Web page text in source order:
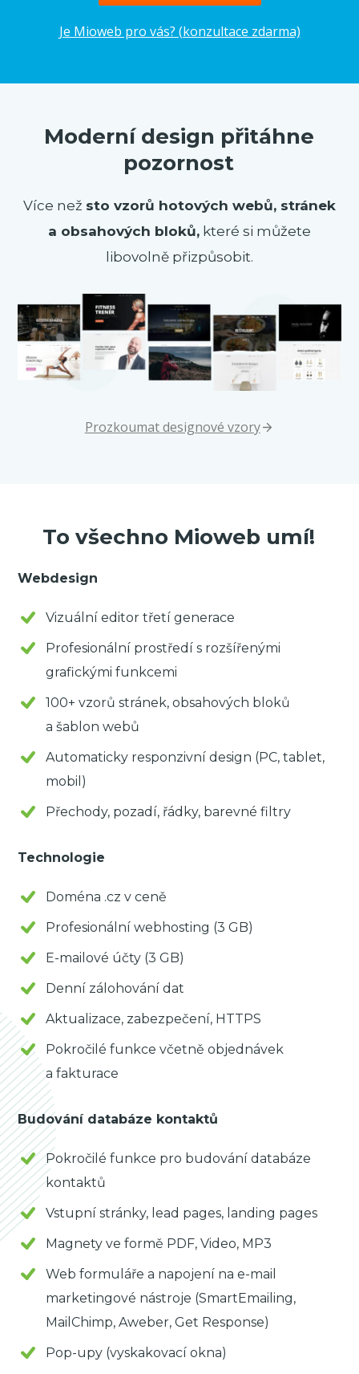
Je Mioweb pro vás? (konzultace zdarma)
Moderní design přitáhne
pozornost
Více než sto vzorů hotových webů, stránek
a obsahových bloků, které si můžete
libovolně přizpůsobit.
Prozkoumat designové vzory
To všechno Mioweb umí!
Webdesign
Vizuální editor třetí generace
Profesionální prostředí s rozšířenými
grafickými funkcemi
100+ vzorů stránek, obsahových bloků
a šablon webů
Automaticky responzivní design (PC, tablet,
mobil)
Přechody, pozadí, řádky, barevné filtry
Technologie
Doména .cz v ceně
Profesionální webhosting (3 GB)
E-mailové účty (3 GB)
Denní zálohování dat
Aktualizace, zabezpečení, HTTPS
Pokročilé funkce včetně objednávek
a fakturace
Budování databáze kontaktů
Pokročilé funkce pro budování databáze
kontaktů
Vstupní stránky, lead pages, landing pages
Magnety ve formě PDF, Video, MP3
Web formuláře a napojení na e-mail
marketingové nástroje (SmartEmailing,
MailChimp, Aweber, Get Response)
Pop-upy (vyskakovací okna)